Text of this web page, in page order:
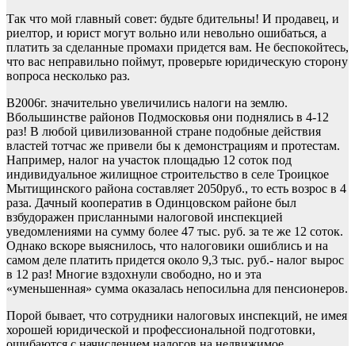
Так что мой главный совет: будьте бдительны! И продавец, и
риелтор, и юрист могут вольно или невольно ошибаться, а
платить за сделанные промахи придется вам. Не беспокойтесь,
что вас неправильно поймут, проверьте юридическую сторону
вопроса несколько раз.
В2006г. значительно увеличились налоги на землю.
Вбольшинстве районов Подмосковья они поднялись в 4-12
раз! В любой цивилизованной стране подобные действия
властей тотчас же привели бы к демонстрациям и протестам.
Например, налог на участок площадью 12 соток под
индивидуальное жилищное строительство в селе Троицкое
Мытищинского района составляет 2050руб., то есть возрос в 4
раза. Дачный кооператив в Одинцовском районе был
взбудоражен присланными налоговой инспекцией
уведомлениями на сумму более 47 тыс. руб. за те же 12 соток.
Однако вскоре выяснилось, что налоговики ошиблись и на
самом деле платить придется около 9,3 тыс. руб.- налог вырос
в 12 раз! Многие вздохнули свободно, но и эта
«уменьшенная» сумма оказалась непосильна для пенсионеров.
Порой бывает, что сотрудники налоговых инспекций, не имея
хорошей юридической и профессиональной подготовки,